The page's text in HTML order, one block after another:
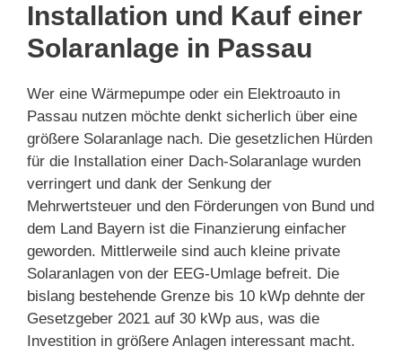
Installation und Kauf einer
Solaranlage in Passau
Wer eine Wärmepumpe oder ein Elektroauto in
Passau nutzen möchte denkt sicherlich über eine
größere Solaranlage nach. Die gesetzlichen Hürden
für die Installation einer Dach-Solaranlage wurden
verringert und dank der Senkung der
Mehrwertsteuer und den Förderungen von Bund und
dem Land Bayern ist die Finanzierung einfacher
geworden. Mittlerweile sind auch kleine private
Solaranlagen von der EEG-Umlage befreit. Die
bislang bestehende Grenze bis 10 kWp dehnte der
Gesetzgeber 2021 auf 30 kWp aus, was die
Investition in größere Anlagen interessant macht.